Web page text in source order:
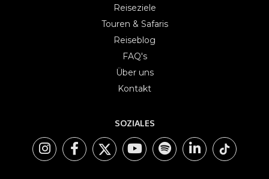
Reiseziele
Touren & Safaris
Reiseblog
FAQ's
Über uns
Kontakt
SOZIALES